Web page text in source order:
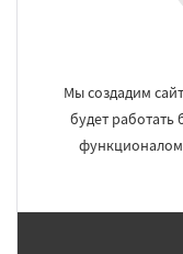
Мы создадим
будет работать